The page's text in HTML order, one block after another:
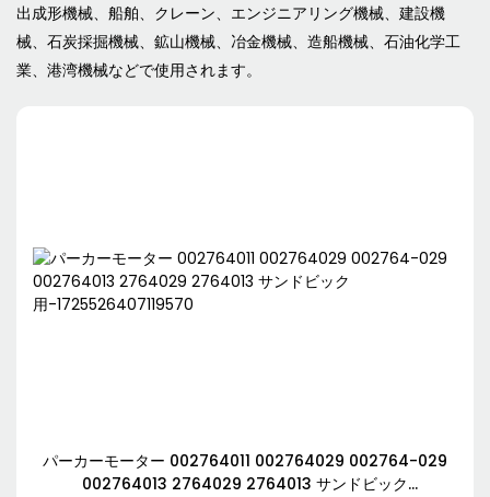
出成形機械、船舶、クレーン、エンジニアリング機械、建設機
械、石炭採掘機械、鉱山機械、冶金機械、造船機械、石油化学工
業、港湾機械などで使用されます。
パーカーモーター 002764011 002764029 002764-029
002764013 2764029 2764013 サンドビック